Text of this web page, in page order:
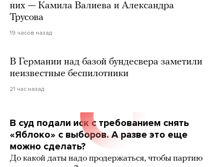
них — Камила Валиева и Александра
Трусова
19 часов назад
В Германии над базой бундесвера заметили
неизвестные беспилотники
21 час назад
В суд подали иск с требованием снять
«Яблоко» с выборов. А разве это еще
можно сделать?
До какой даты надо продержаться, чтобы партию